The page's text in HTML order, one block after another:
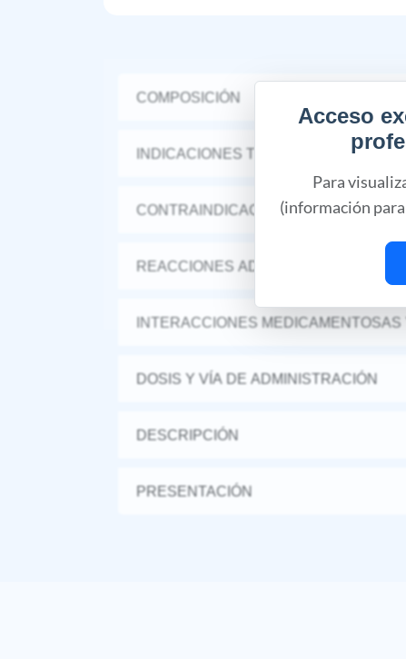
Acceso
Para
(información
COMPOSICIÓN
INDICACIONES TERAPÉUTICAS
CONTRAINDICACIONES
REACCIONES ADVERSAS
INTERACCIONES
DOSIS Y VÍA DE ADMINISTRACIÓN
DESCRIPCIÓN
PRESENTACIÓN